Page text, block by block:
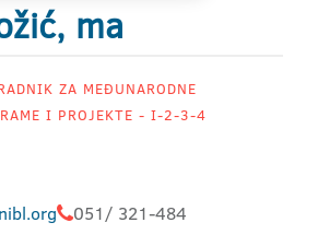
ma
ZA MEĐUNARODNE
I PROJEKTE - I-2-3-4
051/ 321-484